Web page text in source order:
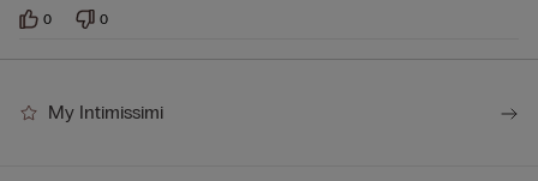
0 0
My Intimissimi